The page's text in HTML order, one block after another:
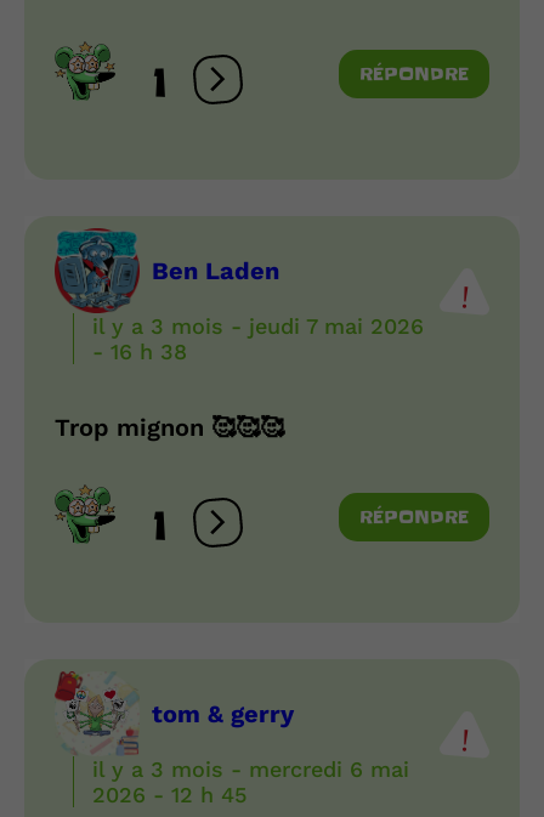
1 Ouvrir les réactions
RÉPONDRE
Ben Laden
il y a 3 mois - jeudi 7 mai 2026
- 16 h 38
Trop mignon 🥰🥰🥰
1 Ouvrir les réactions
RÉPONDRE
tom & gerry
il y a 3 mois - mercredi 6 mai
2026 - 12 h 45